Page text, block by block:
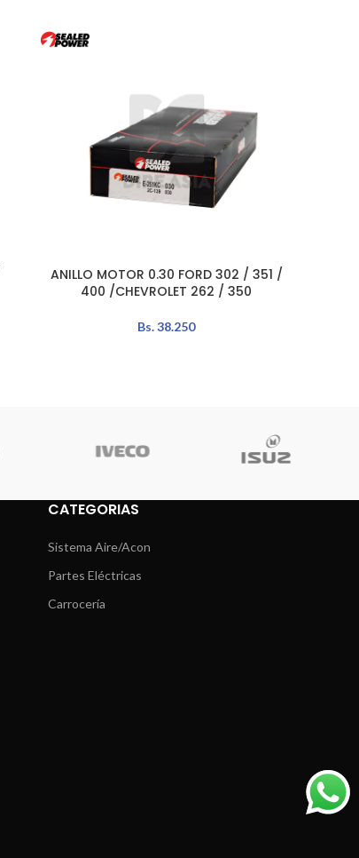
AÑADIR AL CARRITO
ANILLO MOTOR 0.30 FORD 302 / 351 /
400 /CHEVROLET 262 / 350
Bs.38.250
CATEGORIAS
Sistema Aire/Acon
Partes Eléctricas
Carrocería